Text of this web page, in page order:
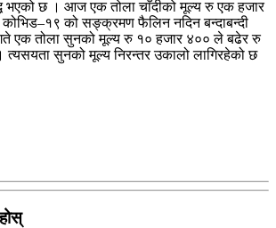
भएको छ । आज एक तोला चाँदीको मूल्य रु एक हजार
को सङ्क्रमण फैलिन नदिन बन्दाबन्दी
एक तोला सुनको मूल्य रु १० हजार ४०० ले बढेर रु
त्यसयता सुनको मूल्य निरन्तर उकालो लागिरहेको छ